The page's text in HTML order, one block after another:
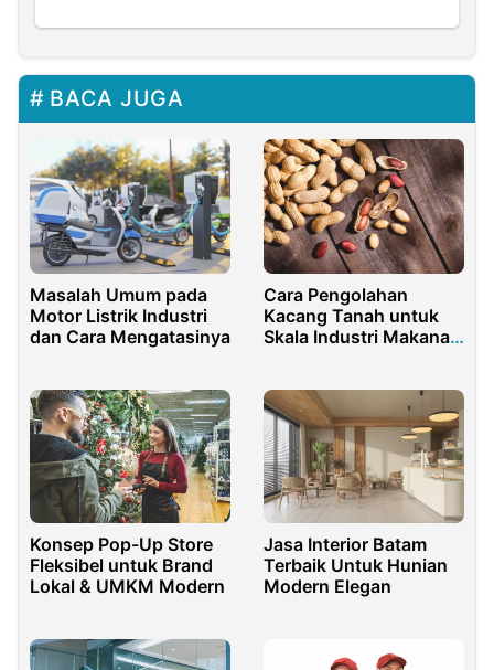
BACA JUGA
Masalah Umum pada
Motor Listrik Industri
dan Cara Mengatasinya
Cara Pengolahan
Kacang Tanah untuk
Skala Industri Makanan
Konsep Pop-Up Store
Fleksibel untuk Brand
Lokal & UMKM Modern
Jasa Interior Batam
Terbaik Untuk Hunian
Modern Elegan